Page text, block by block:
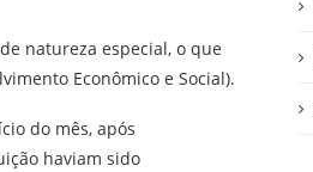
natureza especial, o que
Econômico e Social).
do mês, após
haviam sido